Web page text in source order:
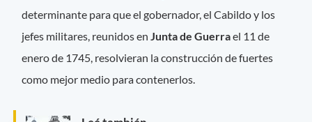
determinante para que el gobernador, el Cabildo y los
jefes militares, reunidos en Junta de Guerrael 11 de
enero de 1745, resolvieran la construcción de fuertes
como mejor medio para contenerlos.